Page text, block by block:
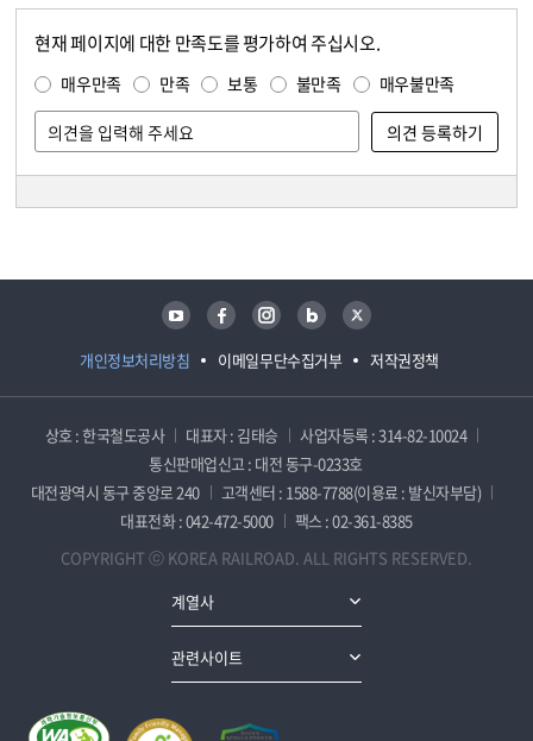
현재 페이지에 대한 만족도를 평가하여 주십시오.
매우만족 만족 보통 불만족 매우불만족
개인정보처리방침 이메일무단수집거부 저작권정책
유튜브 페이스북 인스타그램 블로그 트위터
상호 : 한국철도공사 대표자 : 김태승
사업자등록 : 314-82-10024
통신판매업신고 : 대전 동구-0233호
대전광역시 동구 중앙로 240
고객센터 : 1588-7788(이용료 : 발신자부담)
대표전화 : 042-472-5000
팩스 : 02-361-8385
COPYRIGHT ⓒ KOREA RAILROAD. ALL RIGHTS RESERVED.
계열사
관련사이트